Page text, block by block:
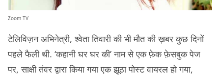
Zoom TV
टेलिविज़न अभिनेत्री, श्वेता तिवारी की भी मौत की ख़बर कुछ दिनों
पहले फैली थी. ‘कहानी घर घर की’ नाम से एक फ़ेक फ़ेसबुक पेज
पर, साक्षी तंवर द्वारा किया गया एक झूठा पोस्ट वायरल हो गया,